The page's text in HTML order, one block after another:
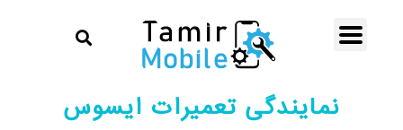
نمایندگی تعمیرات ایسوس